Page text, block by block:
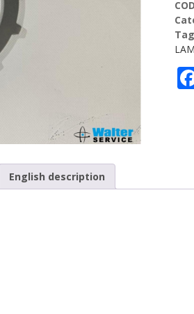
English description